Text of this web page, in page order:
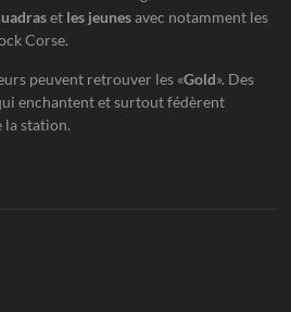
et les jeunesavec notamment les
Corse.
peuvent retrouver les «Gold». Des
enchantent et surtout fédèrent
la station.